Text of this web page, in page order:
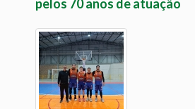
pelos 70 anos de atuação